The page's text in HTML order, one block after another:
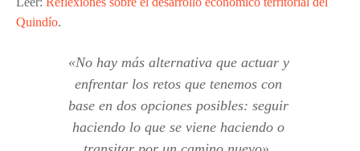
Quindío.
«No hay más alternativa que actuar y
enfrentar los retos que tenemos con
base en dos opciones posibles: seguir
haciendo lo que se viene haciendo o